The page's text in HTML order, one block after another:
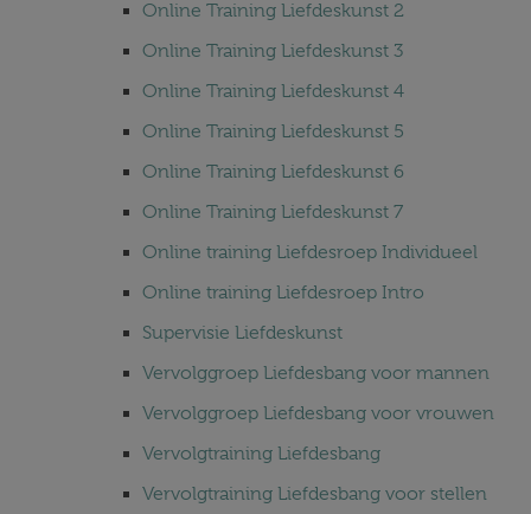
Online Training Liefdeskunst 2
Online Training Liefdeskunst 3
Online Training Liefdeskunst 4
Online Training Liefdeskunst 5
Online Training Liefdeskunst 6
Online Training Liefdeskunst 7
Online training Liefdesroep Individueel
Online training Liefdesroep Intro
Supervisie Liefdeskunst
Vervolggroep Liefdesbang voor mannen
Vervolggroep Liefdesbang voor vrouwen
Vervolgtraining Liefdesbang
Vervolgtraining Liefdesbang voor stellen